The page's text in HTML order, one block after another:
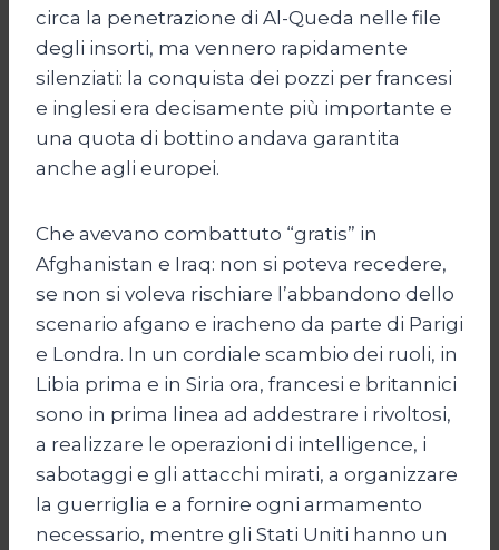
circa la penetrazione di Al-Queda nelle file
degli insorti, ma vennero rapidamente
silenziati: la conquista dei pozzi per francesi
e inglesi era decisamente più importante e
una quota di bottino andava garantita
anche agli europei.
Che avevano combattuto “gratis” in
Afghanistan e Iraq: non si poteva recedere,
se non si voleva rischiare l’abbandono dello
scenario afgano e iracheno da parte di Parigi
e Londra. In un cordiale scambio dei ruoli, in
Libia prima e in Siria ora, francesi e britannici
sono in prima linea ad addestrare i rivoltosi,
a realizzare le operazioni di intelligence, i
sabotaggi e gli attacchi mirati, a organizzare
la guerriglia e a fornire ogni armamento
necessario, mentre gli Stati Uniti hanno un